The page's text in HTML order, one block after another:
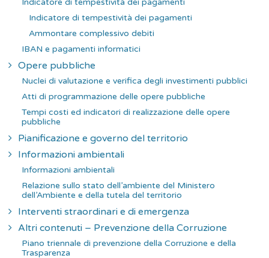
Indicatore di tempestività dei pagamenti
Ammontare complessivo debiti
IBAN e pagamenti informatici
Opere pubbliche
Nuclei di valutazione e verifica degli investimenti pubblici
Atti di programmazione delle opere pubbliche
Tempi costi ed indicatori di realizzazione delle opere
pubbliche
Pianificazione e governo del territorio
Informazioni ambientali
Informazioni ambientali
Relazione sullo stato dell’ambiente del Ministero
dell’Ambiente e della tutela del territorio
Interventi straordinari e di emergenza
Altri contenuti – Prevenzione della Corruzione
Piano triennale di prevenzione della Corruzione e della
Trasparenza